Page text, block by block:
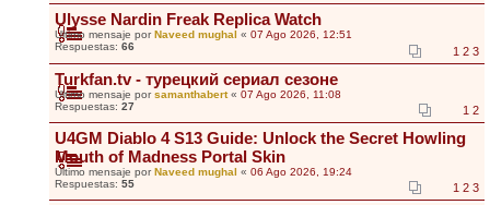
Ulysse Nardin Freak Replica Watch
Último mensaje porNaveed mughal « 07 Ago 2026, 12:51
Respuestas: 66 1 2 3
Turkfan.tv - турецкий сериал сезоне
Último mensaje porsamanthabert« 07 Ago 2026, 11:08
Respuestas: 27 1 2
U4GM Diablo 4 S13 Guide: Unlock the Secret Howling
Mouth of Madness Portal Skin
Último mensaje porNaveed mughal « 06 Ago 2026, 19:24
Respuestas: 55 1 2 3